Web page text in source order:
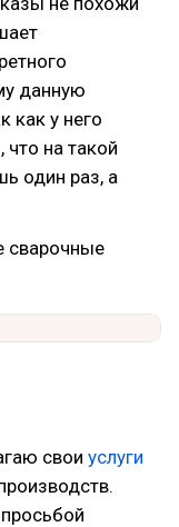
данную
как у него
на такой
один раз, а
сварочные
свои услуги